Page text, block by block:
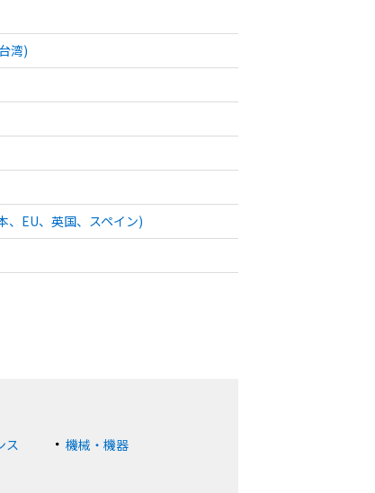
湾)
、EU、英国、スペイン)
ス
機械・機器